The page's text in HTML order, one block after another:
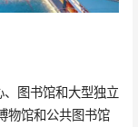
图书馆和大型独立
物馆和公共图书馆